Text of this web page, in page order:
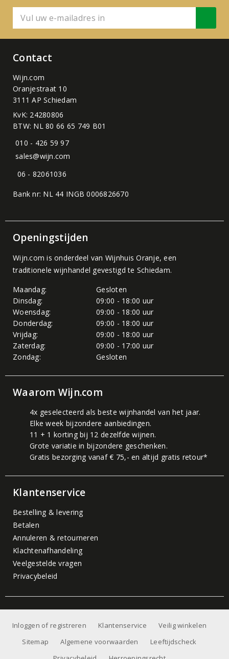
Contact
Wijn.com
Oranjestraat 10
3111 AP Schiedam
KvK: 24280806
BTW: NL 80 66 65 749 B01
010 - 426 59 97
sales@wijn.com
06 - 82061036
Bank nr: NL 44 INGB 0006826670
Openingstijden
Wijn.com is onderdeel van Wijnhuis Oranje, een
traditionele wijnhandel gevestigd te Schiedam.
Maandag:
Gesloten
Dinsdag:
09:00 - 18:00 uur
Woensdag:
09:00 - 18:00 uur
Donderdag:
09:00 - 18:00 uur
Vrijdag:
09:00 - 18:00 uur
Zaterdag:
09:00 - 17:00 uur
Zondag:
Gesloten
Waarom Wijn.com
4x geselecteerd als beste wijnhandel van het jaar.
Elke week bijzondere aanbiedingen.
11 + 1 korting bij 12 dezelfde wijnen.
Grote variatie in bijzondere geschenken.
Gratis bezorging vanaf € 75,- en altijd gratis retour*
Klantenservice
Bestelling & levering
Betalen
Annuleren & retourneren
Klachtenafhandeling
Veelgestelde vragen
Privacybeleid
Inloggen of registreren Klantenservice
Veilig winkelen
Sitemap
Algemene voorwaarden
Leeftijdscheck